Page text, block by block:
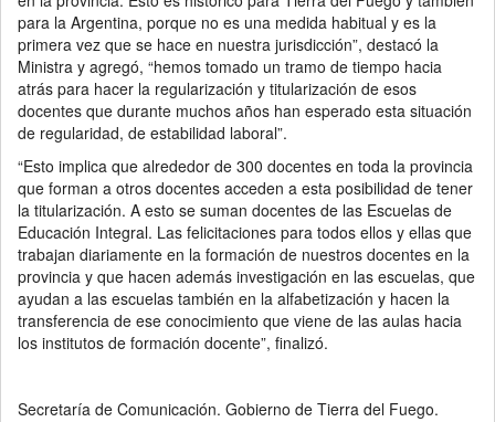
para la Argentina, porque no es una medida habitual y es la
primera vez que se hace en nuestra jurisdicción”, destacó la
Ministra y agregó, “hemos tomado un tramo de tiempo hacia
atrás para hacer la regularización y titularización de esos
docentes que durante muchos años han esperado esta situación
de regularidad, de estabilidad laboral”.
“Esto implica que alrededor de 300 docentes en toda la provincia
que forman a otros docentes acceden a esta posibilidad de tener
la titularización. A esto se suman docentes de las Escuelas de
Educación Integral. Las felicitaciones para todos ellos y ellas que
trabajan diariamente en la formación de nuestros docentes en la
provincia y que hacen además investigación en las escuelas, que
ayudan a las escuelas también en la alfabetización y hacen la
transferencia de ese conocimiento que viene de las aulas hacia
los institutos de formación docente”, finalizó.
Secretaría de Comunicación. Gobierno de Tierra del Fuego.